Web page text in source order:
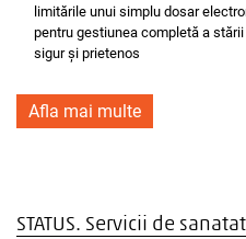
limitările unui simplu dosar
pentru gestiunea completă a
sigur și prietenos
Afla mai multe
STATUS. Servicii de